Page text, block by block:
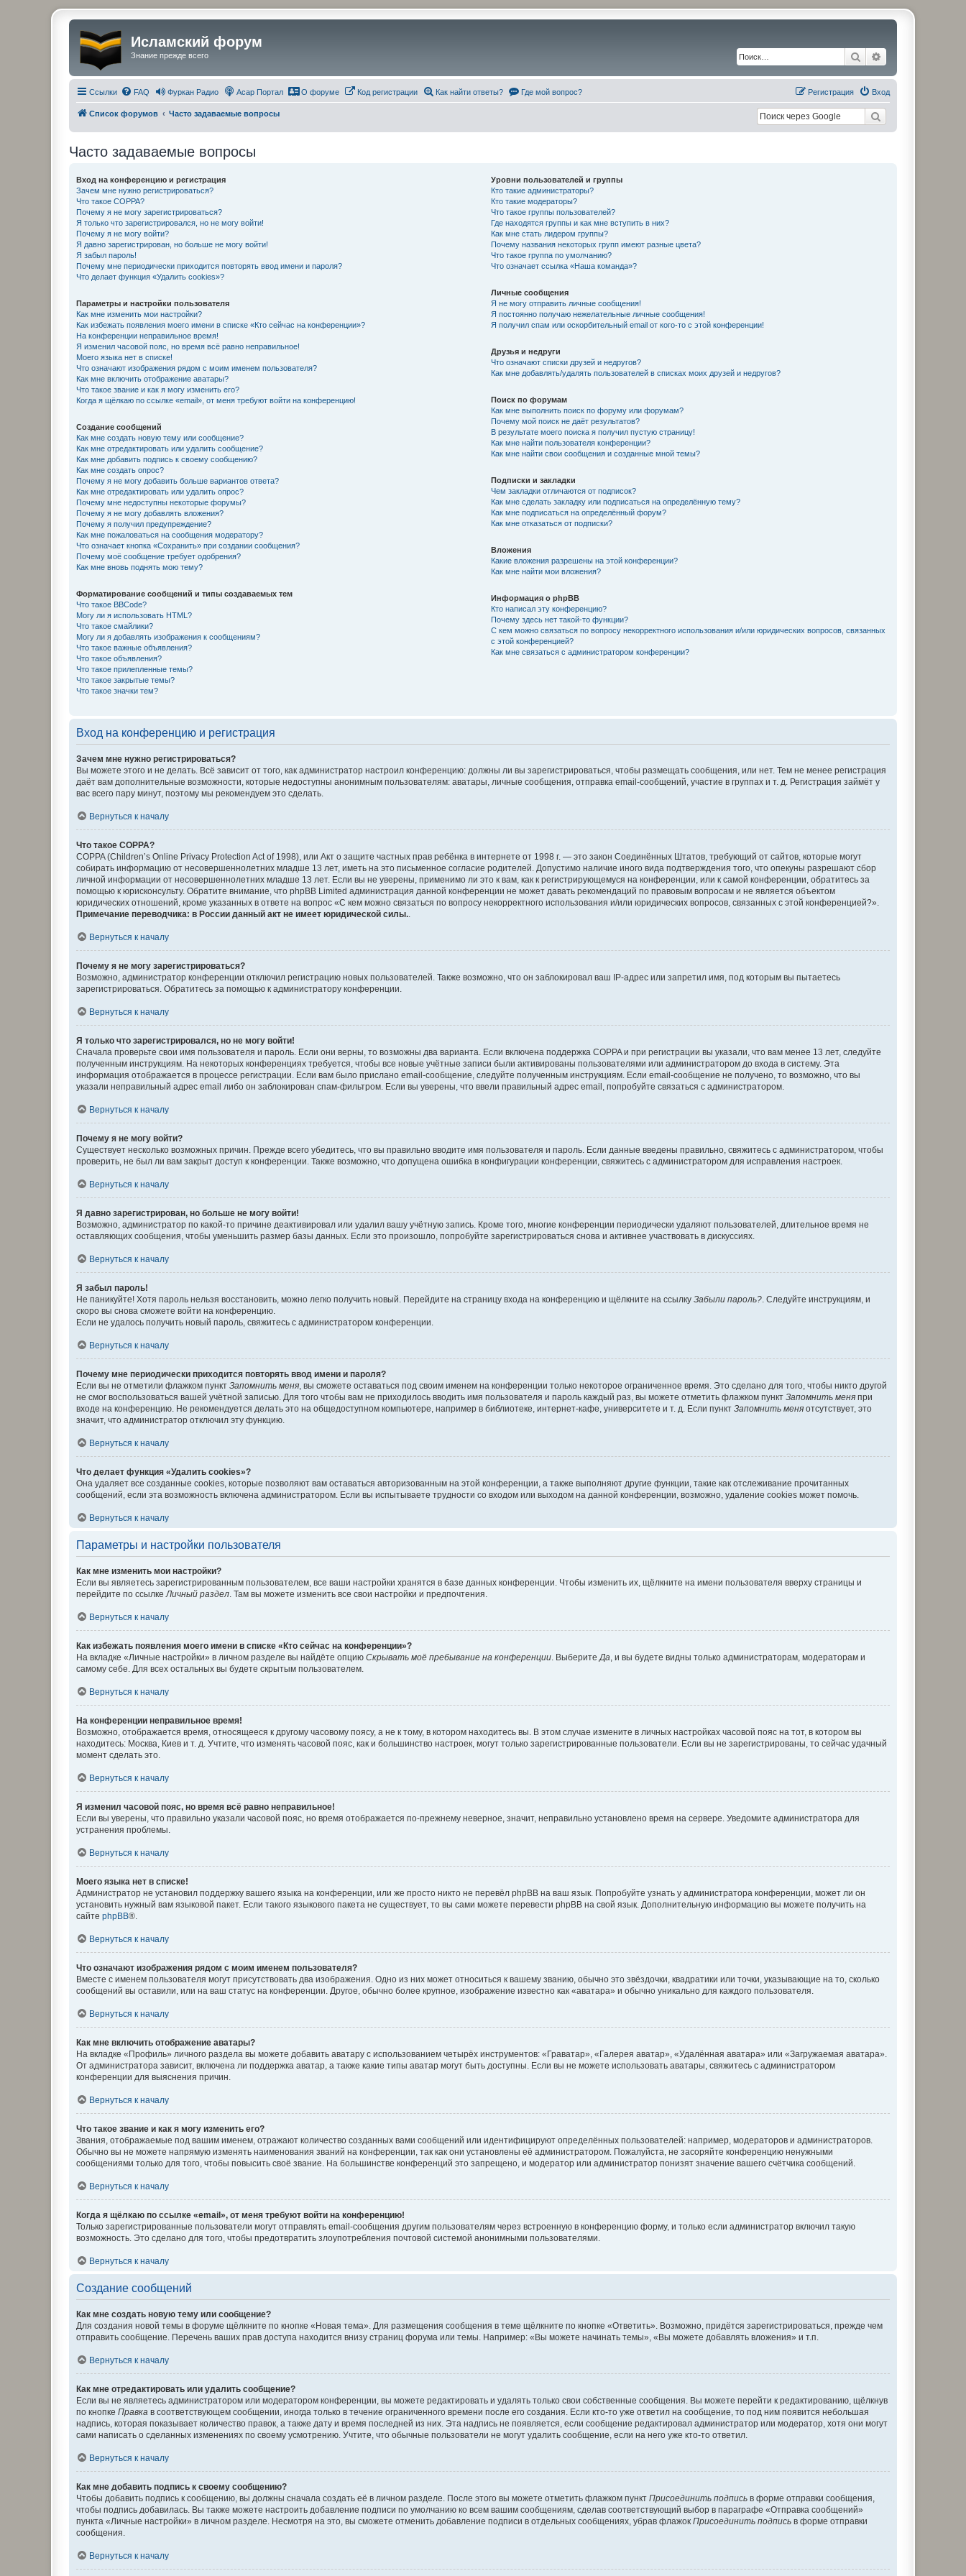
Исламский форум
Знание прежде всего Поиск
Ссылки FAQ Фуркан Радио Асар Портал О форуме Код регистрации Как найти ответы? Где мой вопрос? Вход
Регистрация
Список форумов Часто задаваемые вопросы
Часто задаваемые вопросы
Вход на конференцию и регистрация
Зачем мне нужно регистрироваться?
Что такое COPPA?
Почему я не могу зарегистрироваться?
Я только что зарегистрировался, но не могу войти!
Почему я не могу войти?
Я давно зарегистрирован, но больше не могу войти!
Я забыл пароль!
Почему мне периодически приходится повторять ввод имени и пароля?
Что делает функция «Удалить cookies»?
Параметры и настройки пользователя
Как мне изменить мои настройки?
Как избежать появления моего имени в списке «Кто сейчас на конференции»?
На конференции неправильное время!
Я изменил часовой пояс, но время всё равно неправильное!
Моего языка нет в списке!
Что означают изображения рядом с моим именем пользователя?
Как мне включить отображение аватары?
Что такое звание и как я могу изменить его?
Когда я щёлкаю по ссылке «email», от меня требуют войти на конференцию!
Создание сообщений
Как мне создать новую тему или сообщение?
Как мне отредактировать или удалить сообщение?
Как мне добавить подпись к своему сообщению?
Как мне создать опрос?
Почему я не могу добавить больше вариантов ответа?
Как мне отредактировать или удалить опрос?
Почему мне недоступны некоторые форумы?
Почему я не могу добавлять вложения?
Почему я получил предупреждение?
Как мне пожаловаться на сообщения модератору?
Что означает кнопка «Сохранить» при создании сообщения?
Почему моё сообщение требует одобрения?
Как мне вновь поднять мою тему?
Форматирование сообщений и типы создаваемых тем
Что такое BBCode?
Могу ли я использовать HTML?
Что такое смайлики?
Могу ли я добавлять изображения к сообщениям?
Что такое важные объявления?
Что такое объявления?
Что такое прилепленные темы?
Что такое закрытые темы?
Что такое значки тем?
Уровни пользователей и группы
Кто такие администраторы?
Кто такие модераторы?
Что такое группы пользователей?
Где находятся группы и как мне вступить в них?
Как мне стать лидером группы?
Почему названия некоторых групп имеют разные цвета?
Что такое группа по умолчанию?
Что означает ссылка «Наша команда»?
Личные сообщения
Я не могу отправить личные сообщения!
Я постоянно получаю нежелательные личные сообщения!
Я получил спам или оскорбительный email от кого-то с этой конференции!
Друзья и недруги
Что означают списки друзей и недругов?
Как мне добавлять/удалять пользователей в списках моих друзей и недругов?
Поиск по форумам
Как мне выполнить поиск по форуму или форумам?
Почему мой поиск не даёт результатов?
В результате моего поиска я получил пустую страницу!
Как мне найти пользователя конференции?
Как мне найти свои сообщения и созданные мной темы?
Подписки и закладки
Чем закладки отличаются от подписок?
Как мне сделать закладку или подписаться на определённую тему?
Как мне подписаться на определённый форум?
Как мне отказаться от подписки?
Вложения
Какие вложения разрешены на этой конференции?
Как мне найти мои вложения?
Информация о phpBB
Кто написал эту конференцию?
Почему здесь нет такой-то функции?
С кем можно связаться по вопросу некорректного использования и/или юридических вопросов, связанных
с этой конференцией?
Как мне связаться с администратором конференции?
Вход на конференцию и регистрация
Зачем мне нужно регистрироваться?
Вы можете этого и не делать. Всё зависит от того, как администратор настроил конференцию: должны ли вы зарегистрироваться, чтобы размещать сообщения, или нет. Тем не менее регистрация
даёт вам дополнительные возможности, которые недоступны анонимным пользователям: аватары, личные сообщения, отправка email-сообщений, участие в группах и т. д. Регистрация займёт у
вас всего пару минут, поэтому мы рекомендуем это сделать.
Вернуться к началу
Что такое COPPA?
COPPA (Children’s Online Privacy Protection Act of 1998), или Акт о защите частных прав ребёнка в интернете от 1998 г. — это закон Соединённых Штатов, требующий от сайтов, которые могут
собирать информацию от несовершеннолетних младше 13 лет, иметь на это письменное согласие родителей. Допустимо наличие иного вида подтверждения того, что опекуны разрешают сбор
личной информации от несовершеннолетних младше 13 лет. Если вы не уверены, применимо ли это к вам, как к регистрирующемуся на конференции, или к самой конференции, обратитесь за
помощью к юрисконсульту. Обратите внимание, что phpBB Limited администрация данной конференции не может давать рекомендаций по правовым вопросам и не является объектом
юридических отношений, кроме указанных в ответе на вопрос «С кем можно связаться по вопросу некорректного использования и/или юридических вопросов, связанных с этой конференцией?».
Примечание переводчика: в России данный акт не имеет юридической силы.
Вернуться к началу
Почему я не могу зарегистрироваться?
Возможно, администратор конференции отключил регистрацию новых пользователей. Также возможно, что он заблокировал ваш IP-адрес или запретил имя, под которым вы пытаетесь
зарегистрироваться. Обратитесь за помощью к администратору конференции.
Вернуться к началу
Я только что зарегистрировался, но не могу войти!
Сначала проверьте свои имя пользователя и пароль. Если они верны, то возможны два варианта. Если включена поддержка COPPA и при регистрации вы указали, что вам менее 13 лет, следуйте
полученным инструкциям. На некоторых конференциях требуется, чтобы все новые учётные записи были активированы пользователями или администратором до входа в систему. Эта
информация отображается в процессе регистрации. Если вам было прислано email-сообщение, следуйте полученным инструкциям. Если email-сообщение не получено, то возможно, что вы
указали неправильный адрес email либо он заблокирован спам-фильтром. Если вы уверены, что ввели правильный адрес email, попробуйте связаться с администратором.
Вернуться к началу
Почему я не могу войти?
Существует несколько возможных причин. Прежде всего убедитесь, что вы правильно вводите имя пользователя и пароль. Если данные введены правильно, свяжитесь с администратором, чтобы
проверить, не был ли вам закрыт доступ к конференции. Также возможно, что допущена ошибка в конфигурации конференции, свяжитесь с администратором для исправления настроек.
Вернуться к началу
Я давно зарегистрирован, но больше не могу войти!
Возможно, администратор по какой-то причине деактивировал или удалил вашу учётную запись. Кроме того, многие конференции периодически удаляют пользователей, длительное время не
оставляющих сообщения, чтобы уменьшить размер базы данных. Если это произошло, попробуйте зарегистрироваться снова и активнее участвовать в дискуссиях.
Вернуться к началу
Я забыл пароль!
Не паникуйте! Хотя пароль нельзя восстановить, можно легко получить новый. Перейдите на страницу входа на конференцию и щёлкните на ссылку Забыли пароль? . Следуйте инструкциям, и
скоро вы снова сможете войти на конференцию.
Если не удалось получить новый пароль, свяжитесь с администратором конференции.
Вернуться к началу
Почему мне периодически приходится повторять ввод имени и пароля?
Если вы не отметили флажком пункт Запомнить меня , вы сможете оставаться под своим именем на конференции только некоторое ограниченное время. Это сделано для того, чтобы никто другой
не смог воспользоваться вашей учётной записью. Для того чтобы вам не приходилось вводить имя пользователя и пароль каждый раз, вы можете отметить флажком пункт Запомнить меня при
входе на конференцию. Не рекомендуется делать это на общедоступном компьютере, например в библиотеке, интернет-кафе, университете и т. д. Если пункт Запомнить меня отсутствует, это
значит, что администратор отключил эту функцию.
Вернуться к началу
Что делает функция «Удалить cookies»?
Она удаляет все созданные cookies, которые позволяют вам оставаться авторизованным на этой конференции, а также выполняют другие функции, такие как отслеживание прочитанных
сообщений, если эта возможность включена администратором. Если вы испытываете трудности со входом или выходом на данной конференции, возможно, удаление cookies может помочь.
Вернуться к началу
Параметры и настройки пользователя
Как мне изменить мои настройки?
Если вы являетесь зарегистрированным пользователем, все ваши настройки хранятся в базе данных конференции. Чтобы изменить их, щёлкните на имени пользователя вверху страницы и
перейдите по ссылке Личный раздел . Там вы можете изменить все свои настройки и предпочтения.
Вернуться к началу
Как избежать появления моего имени в списке «Кто сейчас на конференции»?
На вкладке «Личные настройки» в личном разделе вы найдёте опцию Скрывать моё пребывание на конференции . Выберите Да , и вы будете видны только администраторам, модераторам и
самому себе. Для всех остальных вы будете скрытым пользователем.
Вернуться к началу
На конференции неправильное время!
Возможно, отображается время, относящееся к другому часовому поясу, а не к тому, в котором находитесь вы. В этом случае измените в личных настройках часовой пояс на тот, в котором вы
находитесь: Москва, Киев и т. д. Учтите, что изменять часовой пояс, как и большинство настроек, могут только зарегистрированные пользователи. Если вы не зарегистрированы, то сейчас удачный
момент сделать это.
Вернуться к началу
Я изменил часовой пояс, но время всё равно неправильное!
Если вы уверены, что правильно указали часовой пояс, но время отображается по-прежнему неверное, значит, неправильно установлено время на сервере. Уведомите администратора для
устранения проблемы.
Вернуться к началу
Моего языка нет в списке!
Администратор не установил поддержку вашего языка на конференции, или же просто никто не перевёл phpBB на ваш язык. Попробуйте узнать у администратора конференции, может ли он
установить нужный вам языковой пакет. Если такого языкового пакета не существует, то вы сами можете перевести phpBB на свой язык. Дополнительную информацию вы можете получить на
сайте phpBB®.
Вернуться к началу
Что означают изображения рядом с моим именем пользователя?
Вместе с именем пользователя могут присутствовать два изображения. Одно из них может относиться к вашему званию, обычно это звёздочки, квадратики или точки, указывающие на то, сколько
сообщений вы оставили, или на ваш статус на конференции. Другое, обычно более крупное, изображение известно как «аватара» и обычно уникально для каждого пользователя.
Вернуться к началу
Как мне включить отображение аватары?
На вкладке «Профиль» личного раздела вы можете добавить аватару с использованием четырёх инструментов: «Граватар», «Галерея аватар», «Удалённая аватара» или «Загружаемая аватара».
От администратора зависит, включена ли поддержка аватар, а также какие типы аватар могут быть доступны. Если вы не можете использовать аватары, свяжитесь с администратором
конференции для выяснения причин.
Вернуться к началу
Что такое звание и как я могу изменить его?
Звания, отображаемые под вашим именем, отражают количество созданных вами сообщений или идентифицируют определённых пользователей: например, модераторов и администраторов.
Обычно вы не можете напрямую изменять наименования званий на конференции, так как они установлены её администратором. Пожалуйста, не засоряйте конференцию ненужными
сообщениями только для того, чтобы повысить своё звание. На большинстве конференций это запрещено, и модератор или администратор понизят значение вашего счётчика сообщений.
Вернуться к началу
Когда я щёлкаю по ссылке «email», от меня требуют войти на конференцию!
Только зарегистрированные пользователи могут отправлять email-сообщения другим пользователям через встроенную в конференцию форму, и только если администратор включил такую
возможность. Это сделано для того, чтобы предотвратить злоупотребления почтовой системой анонимными пользователями.
Вернуться к началу
Создание сообщений
Как мне создать новую тему или сообщение?
Для создания новой темы в форуме щёлкните по кнопке «Новая тема». Для размещения сообщения в теме щёлкните по кнопке «Ответить». Возможно, придётся зарегистрироваться, прежде чем
отправить сообщение. Перечень ваших прав доступа находится внизу страниц форума или темы. Например: «Вы можете начинать темы», «Вы можете добавлять вложения» и т.п.
Вернуться к началу
Как мне отредактировать или удалить сообщение?
Если вы не являетесь администратором или модератором конференции, вы можете редактировать и удалять только свои собственные сообщения. Вы можете перейти к редактированию, щёлкнув
по кнопке Правка в соответствующем сообщении, иногда только в течение ограниченного времени после его создания. Если кто-то уже ответил на сообщение, то под ним появится небольшая
надпись, которая показывает количество правок, а также дату и время последней из них. Эта надпись не появляется, если сообщение редактировал администратор или модератор, хотя они могут
сами написать о сделанных изменениях по своему усмотрению. Учтите, что обычные пользователи не могут удалить сообщение, если на него уже кто-то ответил.
Вернуться к началу
Как мне добавить подпись к своему сообщению?
Чтобы добавить подпись к сообщению, вы должны сначала создать её в личном разделе. После этого вы можете отметить флажком пункт Присоединить подпись в форме отправки сообщения,
чтобы подпись добавилась. Вы также можете настроить добавление подписи по умолчанию ко всем вашим сообщениям, сделав соответствующий выбор в параграфе «Отправка сообщений»
пункта «Личные настройки» в личном разделе. Несмотря на это, вы сможете отменить добавление подписи в отдельных сообщениях, убрав флажок Присоединить подпись в форме отправки
сообщения.
Вернуться к началу